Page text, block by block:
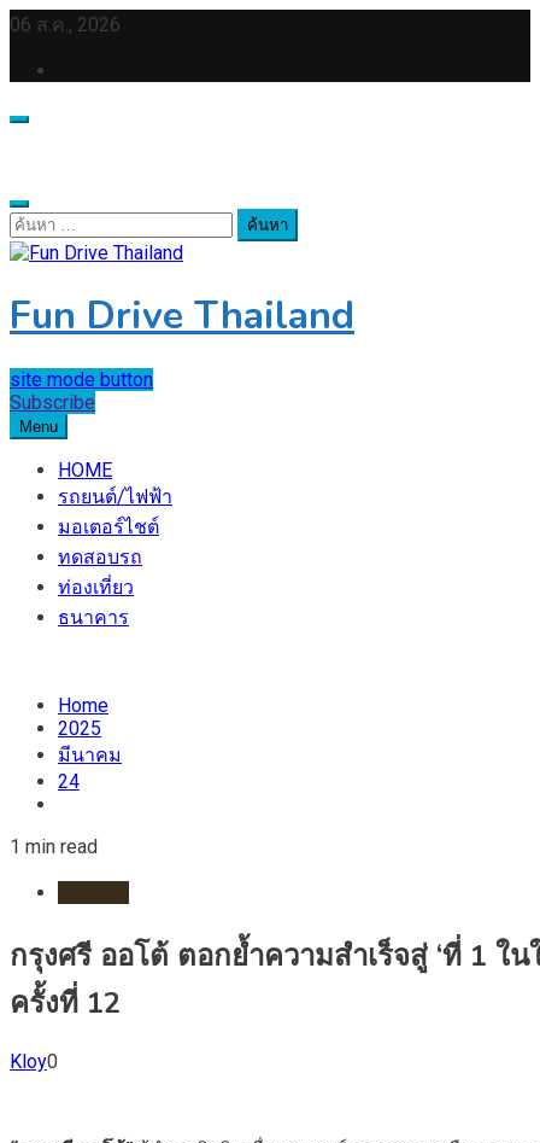
Skip
content
06 ส.ค., 2026
ค้นหา
สำหรับ:
Fun Drive Thailand
site mode button
Subscribe
Menu
HOME
รถยนต์/ไฟฟ้า
มอเตอร์ไชต์
ทดสอบรถ
ท่องเที่ยว
ธนาคาร
Home
2025
มีนาคม
24
1 min read
กรุงศรี ออโต้ ตอกย้ำความสำเร็จสู่ ‘ที่ 1 ใ
ครั้งที่ 12
Kloy0